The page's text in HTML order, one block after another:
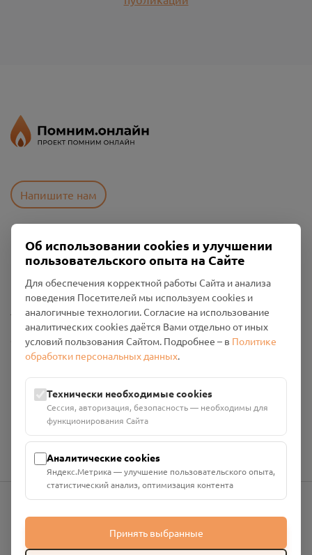
Напишите нам
Пользовательское соглашение
Политика конфиденциальности
Промо-материалы
Настройки cookies
Общество с ограниченной ответственностью «Смоленский
Проект Помним»
Юридический адрес: 216790, Смоленская область, р-н
Руднянский, г. Рудня, улица Западная, д. 26А, пом. 18
Номер счёта: 40702810901130004287 в АО "АЛЬФА-БАНК"
Кор. счёт: 30101810200000000593
info@pomnim.online
Об использовании cookies и улучшении
пользовательского опыта на Сайте
Для обеспечения корректной работы Сайта и анализа
поведения Посетителей мы используем cookies и
аналогичные технологии. Согласие на использование
аналитических cookies даётся Вами отдельно от иных
условий пользования Сайтом. Подробнее – в Политике
обработки персональных данных.
Технически необходимые cookies
Сессия, авторизация, безопасность — необходимы для
функционирования Сайта
Аналитические cookies
Яндекс.Метрика — улучшение пользовательского опыта,
статистический анализ, оптимизация контента
Принять выбранные